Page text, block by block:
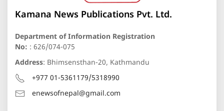
Kamana News Publications Pvt. Ltd.
Department of Information Registration
No: : 626/074-075
Address: Bhimsensthan-20, Kathmandu
+977 01-5361179/5318990
enewsofnepal@gmail.com